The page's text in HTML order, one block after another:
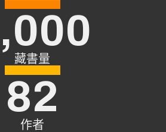
藏書量
作者
82